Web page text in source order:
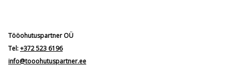
Tööohutuspartner OÜ
Tel:+372 523 6196
info@tooohutuspartner.ee